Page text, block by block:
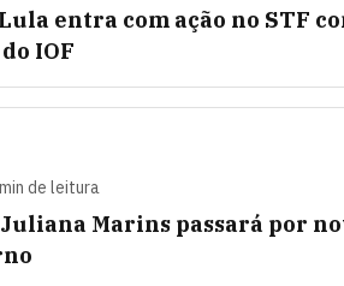
entra com ação no STF
IOF
de leitura
Marins passará por